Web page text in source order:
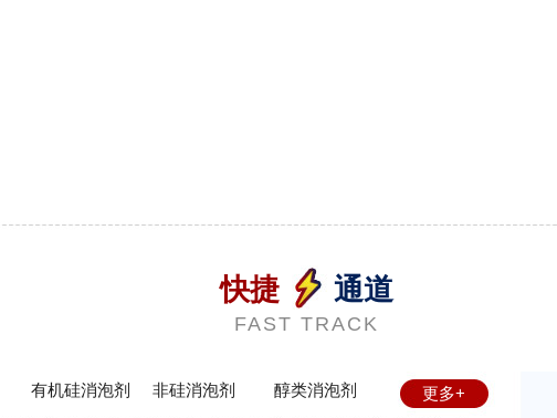
快捷通道
FAST TRACK
有机硅消泡剂 非硅消泡剂 醇类消泡剂 更多+